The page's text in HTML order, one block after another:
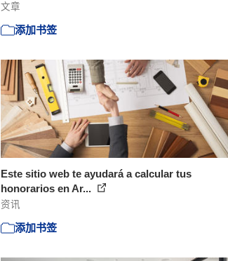
文章
添加书签
Este sitio web te ayudará a calcular tus
honorarios en Ar...
资讯
添加书签